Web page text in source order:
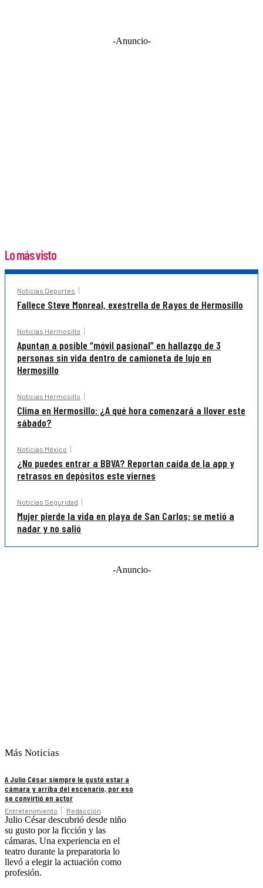
-Anuncio-
Lo más visto
Noticias Deportes
Fallece Steve Monreal, exestrella de Rayos de Hermosillo
Noticias Hermosillo
Apuntan a posible “móvil pasional” en hallazgo de 3
personas sin vida dentro de camioneta de lujo en
Hermosillo
Noticias Hermosillo
Clima en Hermosillo: ¿A qué hora comenzará a llover este
sábado?
Noticias México
¿No puedes entrar a BBVA? Reportan caída de la app y
retrasos en depósitos este viernes
Noticias Seguridad
Mujer pierde la vida en playa de San Carlos; se metió a
nadar y no salió
-Anuncio-
Más Noticias
A Julio César siempre le gustó estar a
cámara y arriba del escenario, por eso
se convirtió en actor
Entretenimiento Redacción
Julio César descubrió desde niño
su gusto por la ficción y las
cámaras. Una experiencia en el
teatro durante la preparatoria lo
llevó a elegir la actuación como
profesión.